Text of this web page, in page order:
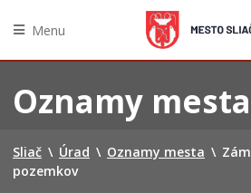
obsah
Menu
Oznamy mesta
Sliač \ Úrad \ Oznamy mesta \
pozemkov